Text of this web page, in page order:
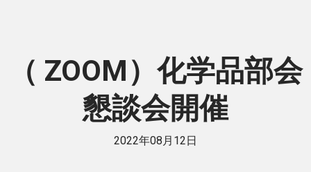
（ ZOOM）化学品部会
懇談会開催
2022年08月12日